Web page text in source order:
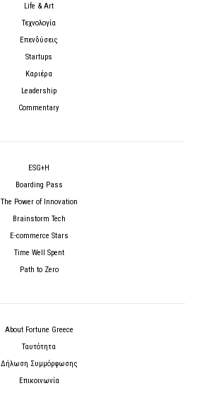
Life & Art
Τεχνολογία
Επενδύσεις
Startups
Καριέρα
Leadership
Commentary
ESG+H
Boarding Pass
The Power of Innovation
Brainstorm Tech
E-commerce Stars
Time Well Spent
Path to Zero
About Fortune Greece
Ταυτότητα
Δήλωση Συμμόρφωσης
Επικοινωνία